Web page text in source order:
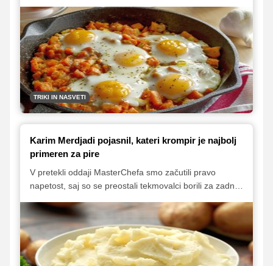
za priloge, glavne jedi ali celo sladice.
TRIKI IN NASVETI
Karim Merdjadi pojasnil, kateri krompir je najbolj
primeren za pire
V pretekli oddaji MasterChefa smo začutili pravo
napetost, saj so se preostali tekmovalci borili za zadnje
preverili ključne osnove, kot so priprava krompirjevega
pireja, estetika postavitve jedi na krožnik ter priprava
testenin s paradižnikovo omako.